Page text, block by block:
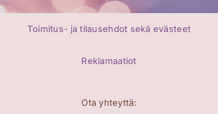
Toimitus- ja tilausehdot sekä evästeet
Reklamaatiot
Ota yhteyttä: